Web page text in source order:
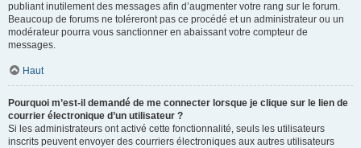
publiant inutilement des messages afin d’augmenter votre rang sur le forum.
Beaucoup de forums ne toléreront pas ce procédé et un administrateur ou un
modérateur pourra vous sanctionner en abaissant votre compteur de
messages.
Haut
Pourquoi m’est-il demandé de me connecter lorsque je clique sur le lien de
courrier électronique d’un utilisateur ?
Si les administrateurs ont activé cette fonctionnalité, seuls les utilisateurs
inscrits peuvent envoyer des courriers électroniques aux autres utilisateurs